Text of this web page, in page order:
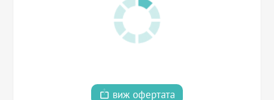
виж офертата